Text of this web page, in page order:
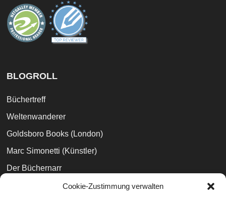
Cookie-Zustimmung verwalten
BLOGROLL
Büchertreff
Weltenwanderer
Goldsboro Books (London)
Marc Simonetti (Künstler)
Der Büchernarr
Jaspers Buchblog